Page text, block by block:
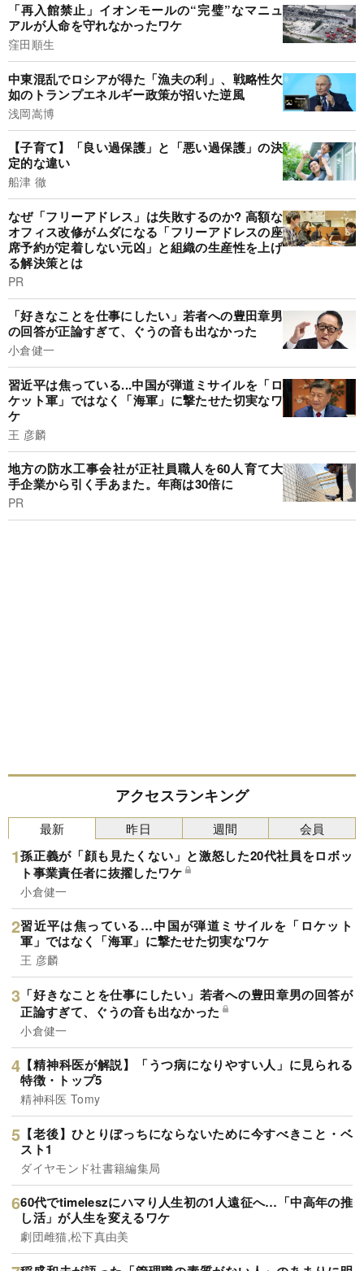
「再入館禁止」イオンモールの“完璧”なマニュ
アルが人命を守れなかったワケ
窪田順生
中東混乱でロシアが得た「漁夫の利」、戦略性欠
如のトランプエネルギー政策が招いた逆風
浅岡嵩博
【子育て】「良い過保護」と「悪い過保護」の決
定的な違い
船津 徹
なぜ「フリーアドレス」は失敗するのか? 高額な
オフィス改修がムダになる「フリーアドレスの座
席予約が定着しない元凶」と組織の生産性を上げ
る解決策とは
PR
「好きなことを仕事にしたい」若者への豊田章男
の回答が正論すぎて、ぐうの音も出なかった
小倉健一
習近平は焦っている...中国が弾道ミサイルを「ロ
ケット軍」ではなく「海軍」に撃たせた切実なワ
ケ
王 彦麟
地方の防水工事会社が正社員職人を60人育て大
手企業から引く手あまた。年商は30倍に
PR
アクセスランキング
最新
孫正義が「顔も見たくない」と激怒した20代社員をロボッ
ト事業責任者に抜擢したワケ
小倉健一
習近平は焦っている…中国が弾道ミサイルを「ロケット
軍」ではなく「海軍」に撃たせた切実なワケ
王 彦麟
「好きなことを仕事にしたい」若者への豊田章男の回答が
正論すぎて、ぐうの音も出なかった
小倉健一
【精神科医が解説】「うつ病になりやすい人」に見られる
特徴・トップ5
精神科医 Tomy
【老後】ひとりぼっちにならないために今すべきこと・ベ
スト1
ダイヤモンド社書籍編集局
60代でtimeleszにハマり人生初の1人遠征へ…「中高年の推
し活」が人生を変えるワケ
劇団雌猫,松下真由美
昨日 週間 会員